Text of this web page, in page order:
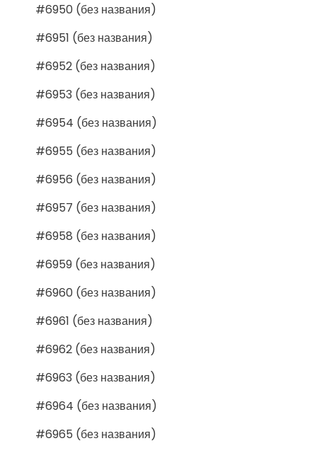
#6950 (без названия)
#6951 (без названия)
#6952 (без названия)
#6953 (без названия)
#6954 (без названия)
#6955 (без названия)
#6956 (без названия)
#6957 (без названия)
#6958 (без названия)
#6959 (без названия)
#6960 (без названия)
#6961 (без названия)
#6962 (без названия)
#6963 (без названия)
#6964 (без названия)
#6965 (без названия)